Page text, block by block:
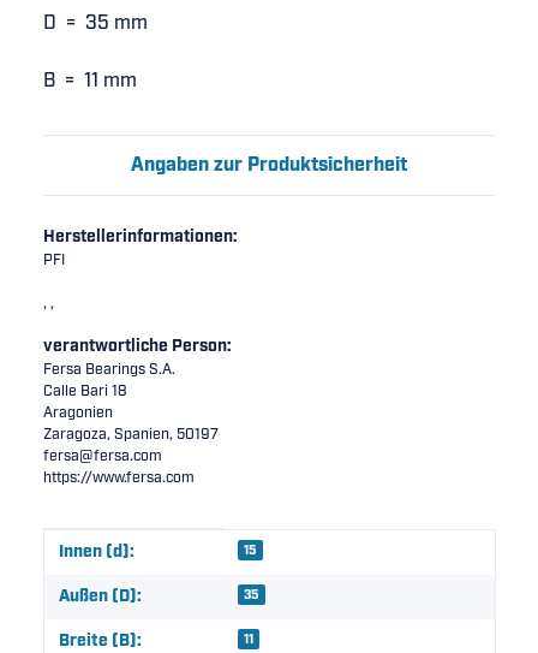
D = 35 mm
B = 11 mm
Angaben zur Produktsicherheit
Herstellerinformationen:
PFI
, ,
verantwortliche Person:
Fersa Bearings S.A.
Calle Bari 18
Aragonien
Zaragoza, Spanien, 50197
fersa@fersa.com
https://www.fersa.com
Produkteigenschaft
Wert
Innen (d): 15
Außen (D): 35
Breite (B): 11